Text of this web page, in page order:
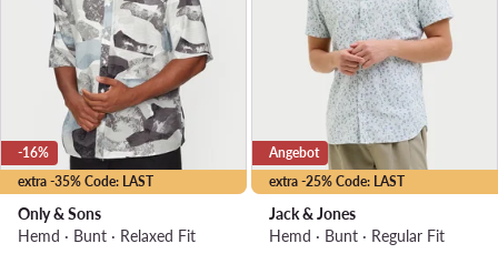
extra -35% Code: LAST
-16%
Only & Sons
Hemd · Bunt · Relaxed Fit
extra -25% Code: LAST
Angebot
Jack & Jones
Hemd · Bunt · Regular Fit